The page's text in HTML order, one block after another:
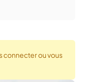
connecter ou vous